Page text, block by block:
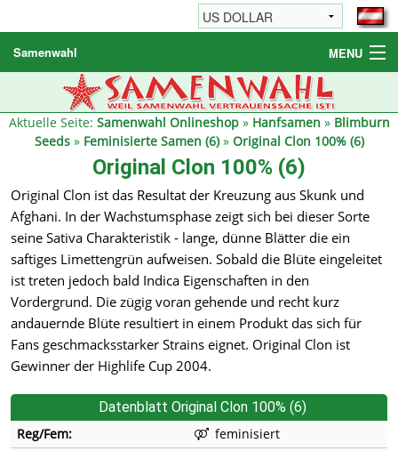
Samenwahl MENU
Hanfsamen
Weitere Produkte
Reseller
Aktuelle Seite: Samenwahl Onlineshop» Hanfsamen » Blimburn
Seeds» Feminisierte Samen (6)» Original Clon 100% (6)
Original Clon 100% (6)
Original Clon ist das Resultat der Kreuzung aus Skunk und
Afghani. In der Wachstumsphase zeigt sich bei dieser Sorte
seine Sativa Charakteristik - lange, dünne Blätter die ein
saftiges Limettengrün aufweisen. Sobald die Blüte eingeleitet
ist treten jedoch bald Indica Eigenschaften in den
Vordergrund. Die zügig voran gehende und recht kurz
andauernde Blüte resultiert in einem Produkt das sich für
Fans geschmacksstarker Strains eignet. Original Clon ist
Gewinner der Highlife Cup 2004.
Datenblatt Original Clon 100% (6)
Reg/Fem:
feminisiert